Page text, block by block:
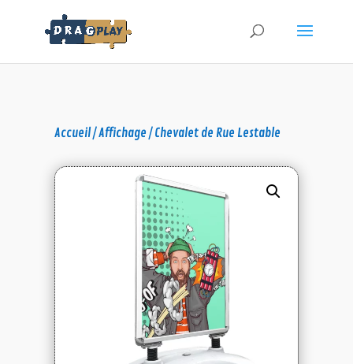
Accueil/Affichage/ Chevalet de Rue Lestable